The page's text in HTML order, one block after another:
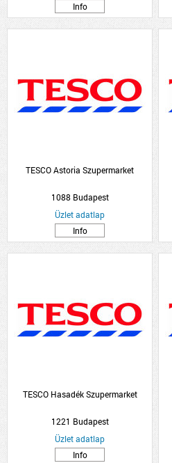
Info
TESCO Astoria Szupermarket
1088 Budapest
Üzlet adatlap
Info
TESCO Hasadék Szupermarket
1221 Budapest
Üzlet adatlap
Info